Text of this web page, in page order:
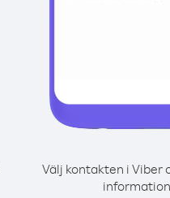
Välj kontakten i Viber